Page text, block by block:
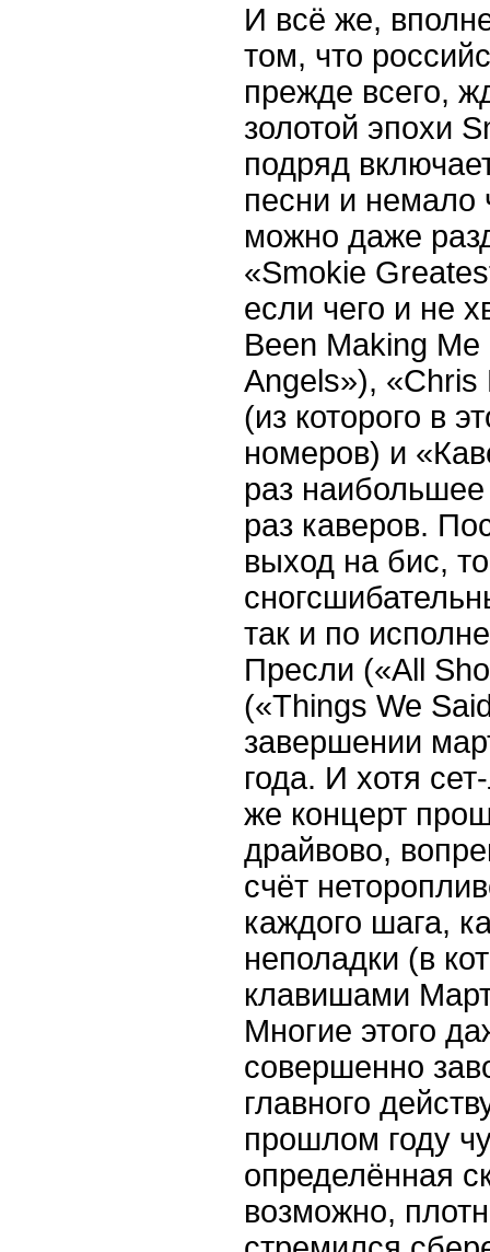
И всё же,
том, что
прежде всего,
золотой эпохи
подряд
песни и немало
можно даже
«Smokie
если чего и не
Been Making
Angels»), «Chris
(из которого в
номеров) и
раз наибольшее
раз каверов.
выход на бис,
так и по
Пресли («All
(«Things We
завершении
года. И хотя
же концерт
драйвово,
счёт
каждого шага,
неполадки (в
клавишами
Многие этого
совершенно
главного
прошлом году
определённая
возможно,